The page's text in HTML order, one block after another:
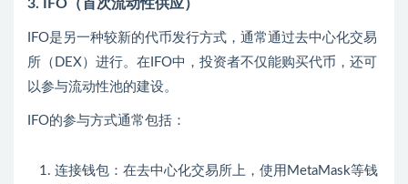
3. IFO（首次流动性供应）
IFO是另一种较新的代币发行方式，通常通过去中心化交易
所（DEX）进行。在IFO中，投资者不仅能购买代币，还可
以参与流动性池的建设。
IFO的参与方式通常包括：
连接钱包：在去中心化交易所上，使用MetaMask等钱